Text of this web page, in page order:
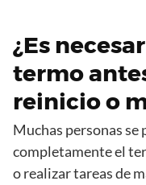
¿Es
termo
reinicio o
Muchas personas se
completamente el
o realizar tareas de